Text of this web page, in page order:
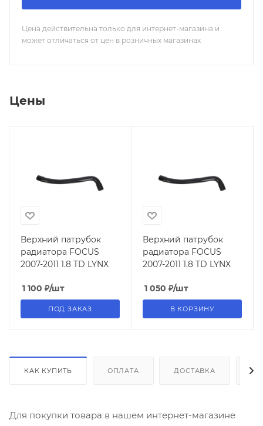
Цена действительна только для интернет-магазина и
может отличаться от цен в розничных магазинах
Цены
Верхний патрубок
радиатора FOCUS
2007-2011 1.8 TD LYNX
1 100 ₽/шт
ПОД ЗАКАЗ
Верхний патрубок
радиатора FOCUS
2007-2011 1.8 TD LYNX
1 050 ₽/шт
В КОРЗИНУ
КАК КУПИТЬ ОПЛАТА ДОСТАВКА
Для покупки товара в нашем интернет-магазине